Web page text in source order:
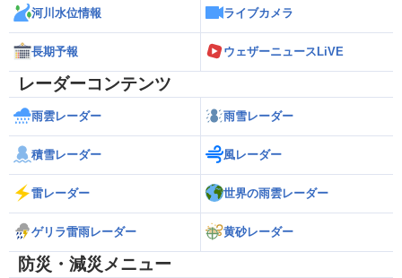
河川水位情報 ライブカメラ
長期予報 ウェザーニュースLiVE
レーダーコンテンツ
雨雲レーダー 雨雪レーダー
積雪レーダー 風レーダー
雷レーダー 世界の雨雲レーダー
ゲリラ雷雨レーダー 黄砂レーダー
防災・減災メニュー